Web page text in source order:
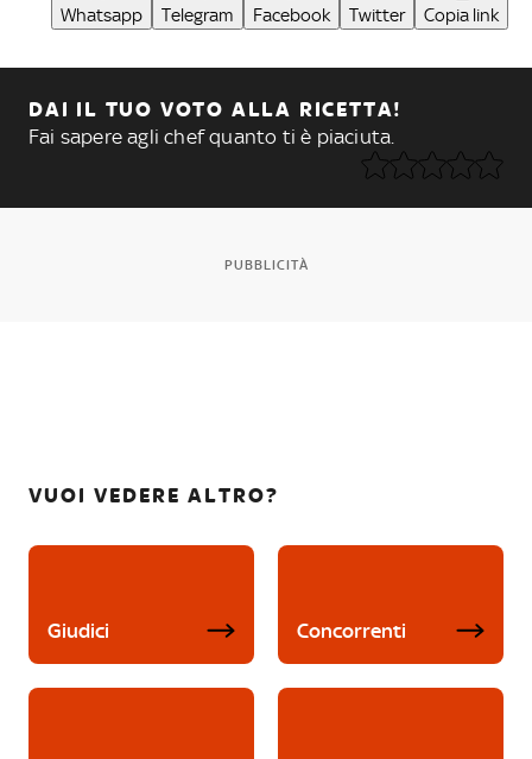
Whatsapp Telegram Facebook Twitter Copia link
DAI IL TUO VOTO ALLA RICETTA!
Fai sapere agli chef quanto ti è piaciuta.
PUBBLICITÀ
VUOI VEDERE ALTRO?
Giudici Concorrenti